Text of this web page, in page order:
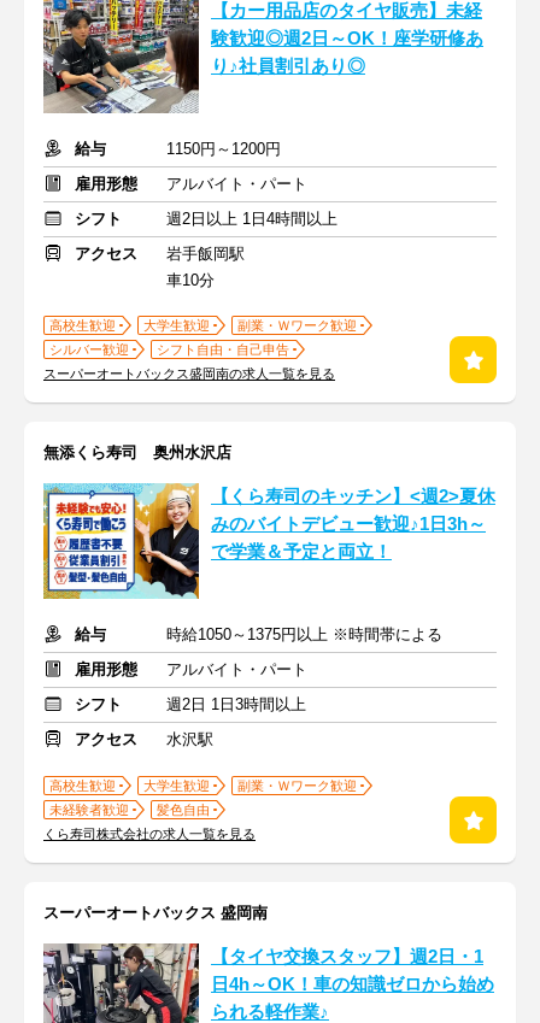
【カー用品店のタイヤ販売】未経
験歓迎◎週2日～OK！座学研修あ
り♪社員割引あり◎
給与
1150円～1200円
雇用形態
アルバイト・パート
シフト
週2日以上 1日4時間以上
アクセス
岩手飯岡駅
車10分
高校生歓迎 大学生歓迎
副業・Ｗワーク歓迎
シルバー歓迎
シフト自由・自己申告
スーパーオートバックス盛岡南の求人一覧を見る
無添くら寿司 奥州水沢店
【くら寿司のキッチン】<週2>夏休
みのバイトデビュー歓迎♪1日3h～
で学業＆予定と両立！
給与
時給1050～1375円以上 ※時間帯による
雇用形態
アルバイト・パート
シフト
週2日 1日3時間以上
アクセス
水沢駅
高校生歓迎 大学生歓迎
副業・Ｗワーク歓迎
未経験者歓迎
髪色自由
くら寿司株式会社の求人一覧を見る
スーパーオートバックス 盛岡南
【タイヤ交換スタッフ】週2日・1
日4h～OK！車の知識ゼロから始め
られる軽作業♪